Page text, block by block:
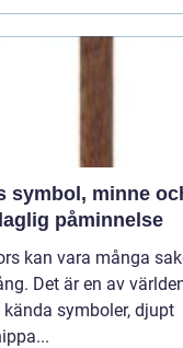
påminnelse
kan vara många
Det är en av
kända symboler, djupt